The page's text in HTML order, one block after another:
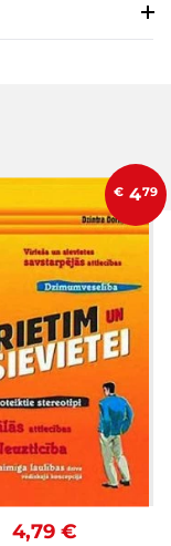
€ 479
4,79 €